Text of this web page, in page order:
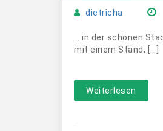
dietricha
… in der schönen
mit einem Stand, […]
Weiterlesen